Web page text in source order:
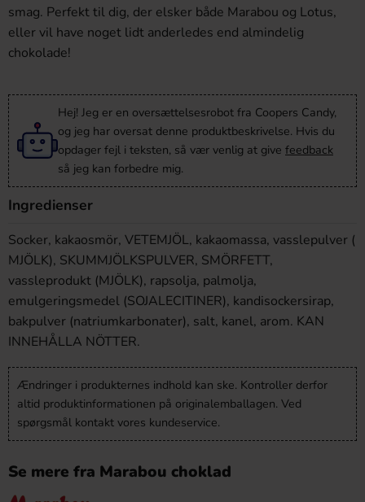
smag. Perfekt til dig, der elsker både Marabou og Lotus,
eller vil have noget lidt anderledes end almindelig
chokolade!
Hej! Jeg er en oversættelsesrobot fra Coopers Candy,
og jeg har oversat denne produktbeskrivelse. Hvis du
opdager fejl i teksten, så vær venlig at give feedback
så jeg kan forbedre mig.
Ingredienser
Socker, kakaosmör, VETEMJÖL, kakaomassa, vasslepulver (
MJÖLK), SKUMMJÖLKSPULVER, SMÖRFETT,
vassleprodukt (MJÖLK), rapsolja, palmolja,
emulgeringsmedel (SOJALECITINER), kandisockersirap,
bakpulver (natriumkarbonater), salt, kanel, arom. KAN
INNEHÅLLA NÖTTER.
Ændringer i produkternes indhold kan ske. Kontroller derfor
altid produktinformationen på originalemballagen. Ved
spørgsmål kontakt vores kundeservice.
Se mere fra Marabou choklad